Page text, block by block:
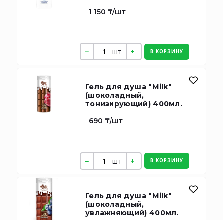
1 150 ₸/шт
шт В КОРЗИНУ
Гель для душа "Milk"
(шоколадный,
тонизирующий) 400мл.
690 ₸/шт
шт В КОРЗИНУ
Гель для душа "Milk"
(шоколадный,
увлажняющий) 400мл.